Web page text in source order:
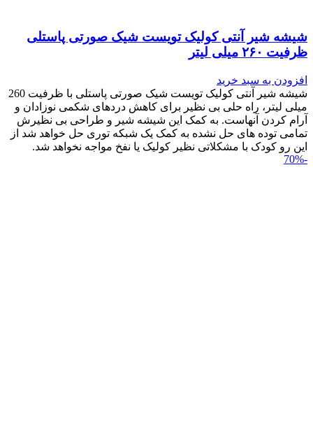
شیشه شیر آنتی کولیک تویست شیک صورتی پاستلی
ظرفیت ۲۶۰ میلی لیتر
افزودن به سبد خرید
شیشه شیر آنتی کولیک تویست شیک صورتی پاستلی با ظرفیت 260
میلی لیتر، راه حلی بی نظیر برای کاهش دردهای شکمی نوزادان و
آرام کردن آنهاست. به کمک این شیشه شیر و طراحی بی نظیرش
تمامی توده های حل نشده به کمک یک شبکه توری حل خواهد شد از
این رو کودک با مشکلاتی نظیر کولیک یا نفخ مواجه نخواهد شد.
-70%